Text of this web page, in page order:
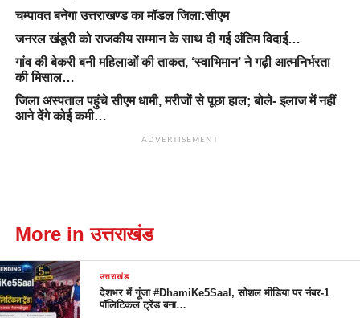
चम्पावत बनेगा उत्तराखण्ड का मॉडल जिला:सीएम
जनरल खंडूरी को राजकीय सम्मान के साथ दी गई अंतिम विदाई…
गांव की बेकरी बनी महिलाओं की ताकत, ‘स्वाभिमान’ ने गढ़ी आत्मनिर्भरता
की मिसाल…
जिला अस्पताल पहुंचे सीएम धामी, मरीजों से पूछा हाल; बोले- इलाज में नहीं
आने देंगे कोई कमी…
ADVERTISEMENT
More in उत्तराखंड
उत्तराखंड
देशभर में गूंजा #DhamiKe5Saal, सोशल मीडिया पर नंबर-1
पॉलिटिकल ट्रेंड बना…